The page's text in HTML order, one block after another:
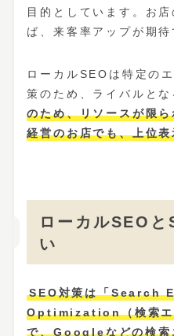
目的としています。お
ば、来客率アップが期待
ローカルSEOは特定の
策のため、ライバルと
のため、リソースが限
経営のお店でも、上位
ローカルSEOと
い
SEO対策は「Search
Optimization（検索エ
で、Googleなどの検索